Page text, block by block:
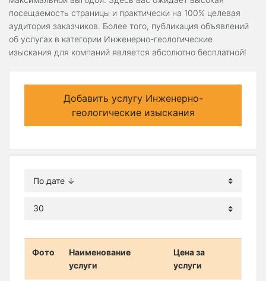
посещаемость страницы и практически на 100% целевая
аудитория заказчиков. Более того, публикация объявлений
об услугах в категории Инженерно-геологические
изыскания для компаний является абсолютно бесплатной!
Добавить услугу Инженерно-
геологические изыскания
Фото
Наименование
услуги
Цена за
услуги